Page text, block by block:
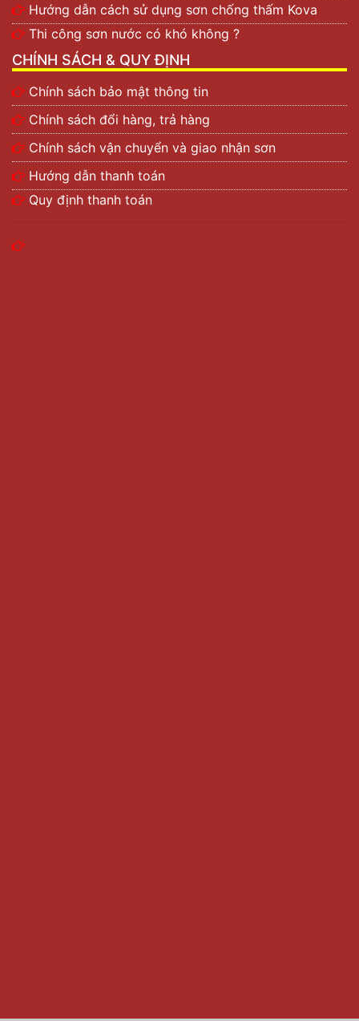
Hướng dẫn cách sử dụng sơn chống thấm Kova
Thi công sơn nước có khó không ?
CHÍNH SÁCH & QUY ĐỊNH
Chính sách bảo mật thông tin
Chính sách đổi hàng, trả hàng
Chính sách vận chuyển và giao nhận sơn
Hướng dẫn thanh toán
Quy định thanh toán